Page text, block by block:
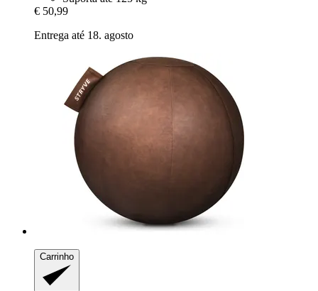
€ 50,99
Entrega até 18. agosto
Carrinho